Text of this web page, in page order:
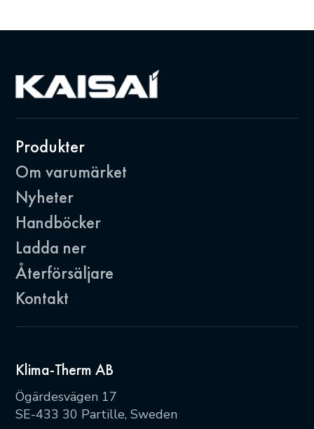
Produkter
Om varumärket
Nyheter
Handböcker
Ladda ner
Återförsäljare
Kontakt
Klima-Therm AB
Ögärdesvägen 17
SE-433 30 Partille, Sweden